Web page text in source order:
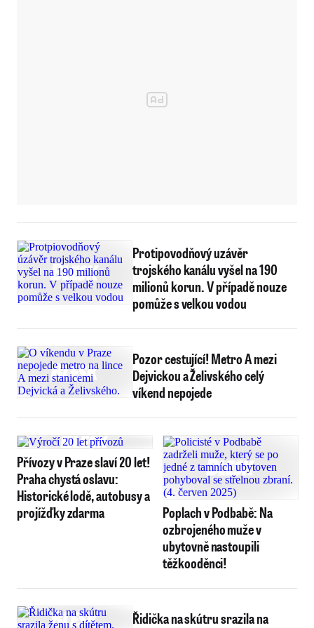
Protipovodňový uzávěr
trojského kanálu vyšel na 190
milionů korun. V případě nouze
pomůže s velkou vodou
Pozor cestující! Metro A mezi
Dejvickou a Želivského celý
víkend nepojede
Přívozy v Praze slaví 20 let!
Praha chystá oslavu:
Historické lodě, autobusy a
projížďky zdarma
Poplach v Podbabě: Na
ozbrojeného muže v
ubytovně nastoupili
těžkooděnci!
Řidička na skútru srazila na